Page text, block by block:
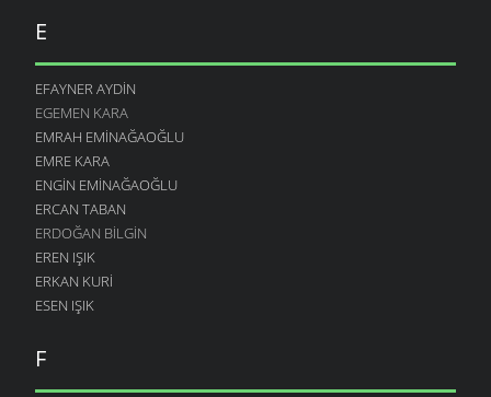
E
EFAYNER AYDIN
EGEMEN KARA
EMRAH EMINAĞAOĞLU
EMRE KARA
ENGIN EMINAĞAOĞLU
ERCAN TABAN
ERDOĞAN BILGIN
EREN IŞIK
ERKAN KURI
ESEN IŞIK
F